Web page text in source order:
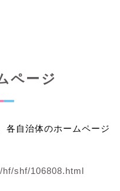
ページ
各自治体のホームページ
shf/106808.html